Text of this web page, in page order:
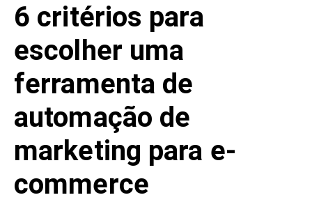
6 critérios para
escolher uma
ferramenta de
automação de
marketing para e-
commerce